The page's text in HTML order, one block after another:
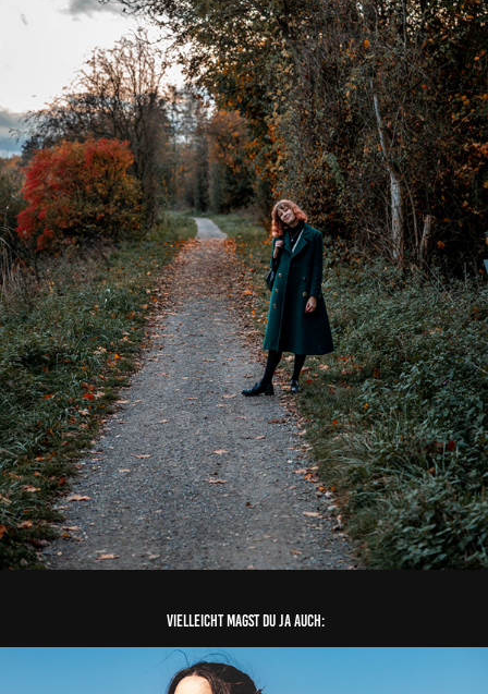
Vielleicht magst du ja auch: